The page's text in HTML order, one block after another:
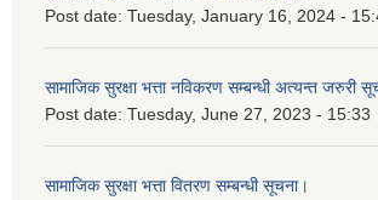
Post date: Tuesday, January 16, 2024 -
सामाजिक सुरक्षा भत्ता नविकरण सम्बन्धी अत्यन्त जरुरी
Post date: Tuesday, June 27, 2023 - 15:33
सामाजिक सुरक्षा भत्ता वितरण सम्बन्धी सूचना।